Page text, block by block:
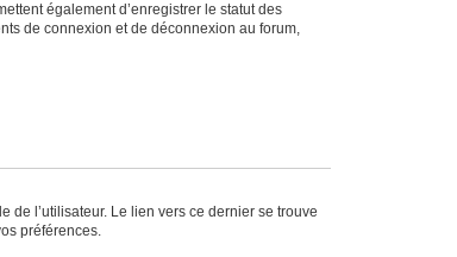
également d’enregistrer le statut des
de connexion et de déconnexion au forum,
de l’utilisateur. Le lien vers ce dernier se trouve
préférences.